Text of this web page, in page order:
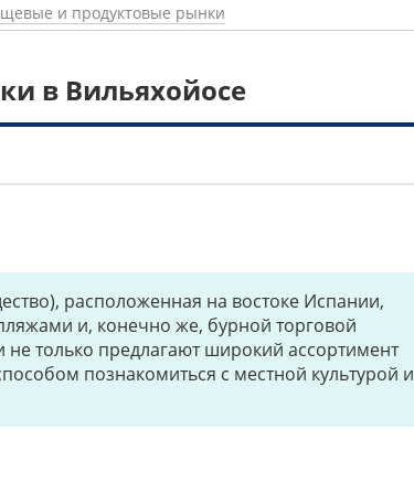
и продуктовые рынки
в Вильяхойосе
расположенная на востоке Испании,
и, конечно же, бурной торговой
только предлагают широкий ассортимент
познакомиться с местной культурой и